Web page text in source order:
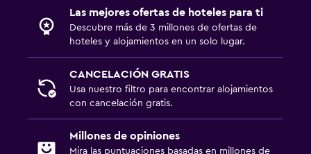
Las mejores ofertas de hoteles para ti
Descubre más de 3 millones de ofertas de
hoteles y alojamientos en un solo lugar.
CANCELACIÓN GRATIS
Usa nuestro filtro para encontrar alojamientos
con cancelación gratis.
Millones de opiniones
Mira las puntuaciones basadas en millones de